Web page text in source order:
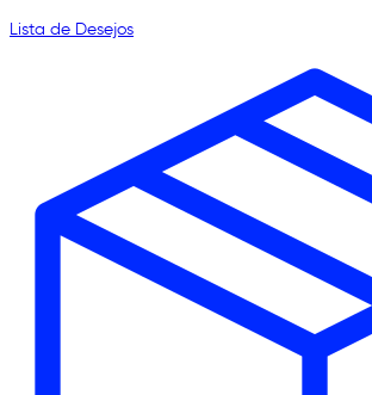
Lista de Desejos